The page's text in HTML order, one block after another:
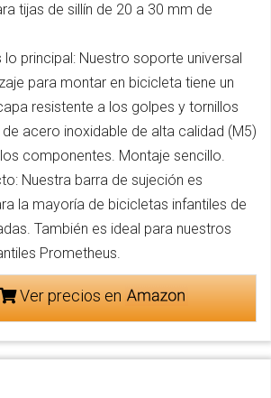
tijas de sillín de 20 a 30 mm de
lo principal: Nuestro soporte universal
para montar en bicicleta tiene un
resistente a los golpes y tornillos
acero inoxidable de alta calidad (M5)
componentes. Montaje sencillo.
Nuestra barra de sujeción es
la mayoría de bicicletas infantiles de
También es ideal para nuestros
Prometheus.
Ver precios en